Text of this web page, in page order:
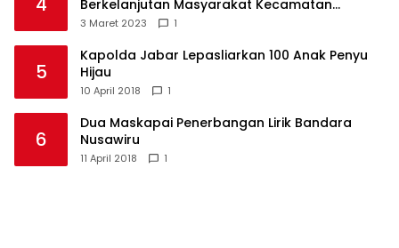
Berkelanjutan Masyarakat Kecamatan
Langkaplancar
3 Maret 2023 1
5
Kapolda Jabar Lepasliarkan 100 Anak Penyu
Hijau
10 April 2018 1
6
Dua Maskapai Penerbangan Lirik Bandara
Nusawiru
11 April 2018 1